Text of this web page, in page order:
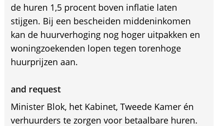
de huren 1,5 procent boven inflatie laten
stijgen. Bij een bescheiden middeninkomen
kan de huurverhoging nog hoger uitpakken en
woningzoekenden lopen tegen torenhoge
huurprijzen aan.
and request
Minister Blok, het Kabinet, Tweede Kamer én
verhuurders te zorgen voor betaalbare huren.